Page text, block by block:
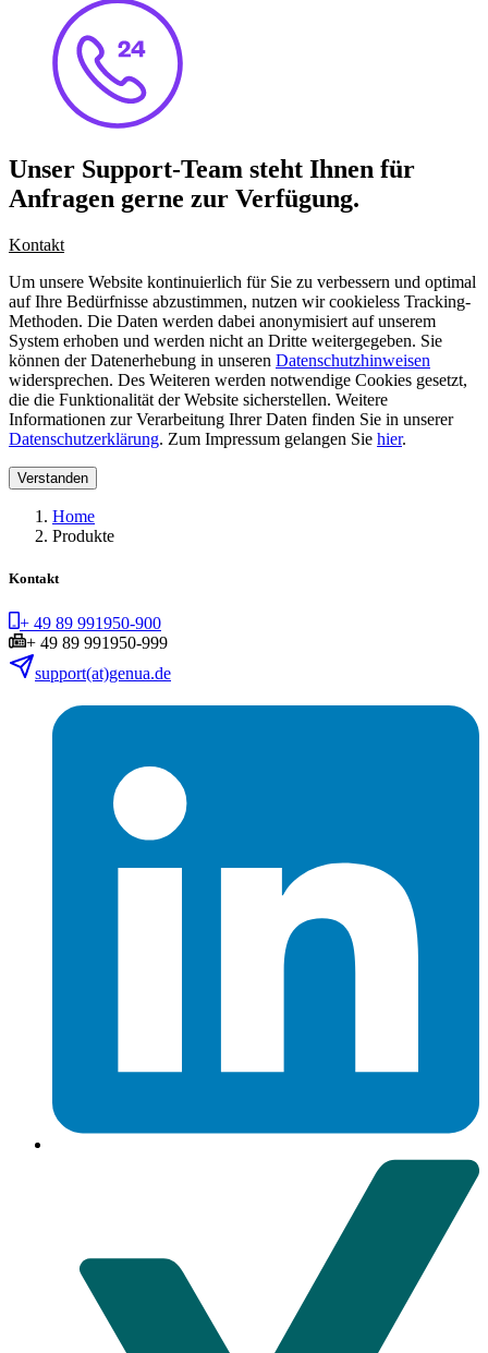
Unser Support-Team steht Ihnen für
Anfragen gerne zur Verfügung.
Kontakt
Um unsere Website kontinuierlich für Sie zu verbessern und optimal
auf Ihre Bedürfnisse abzustimmen, nutzen wir cookieless Tracking-
Methoden. Die Daten werden dabei anonymisiert auf unserem
System erhoben und werden nicht an Dritte weitergegeben. Sie
können der Datenerhebung in unseren Datenschutzhinweisen
widersprechen. Des Weiteren werden notwendige Cookies gesetzt,
die die Funktionalität der Website sicherstellen. Weitere
Informationen zur Verarbeitung Ihrer Daten finden Sie in unserer
Datenschutzerklärung. Zum Impressum gelangen Sie hier.
Verstanden
Home
Produkte
Kontakt
+ 49 89 991950-900
+ 49 89 991950-999
support(at)genua.de